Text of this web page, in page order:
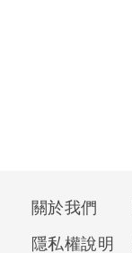
關於我們
隱私權說明